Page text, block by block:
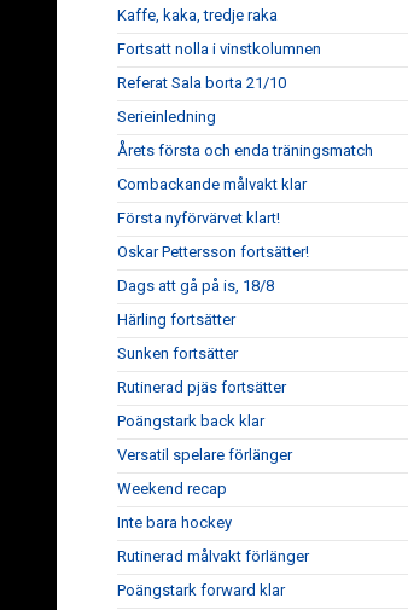
Kaffe, kaka, tredje raka
Fortsatt nolla i vinstkolumnen
Referat Sala borta 21/10
Serieinledning
Årets första och enda träningsmatch
Combackande målvakt klar
Första nyförvärvet klart!
Oskar Pettersson fortsätter!
Dags att gå på is, 18/8
Härling fortsätter
Sunken fortsätter
Rutinerad pjäs fortsätter
Poängstark back klar
Versatil spelare förlänger
Weekend recap
Inte bara hockey
Rutinerad målvakt förlänger
Poängstark forward klar